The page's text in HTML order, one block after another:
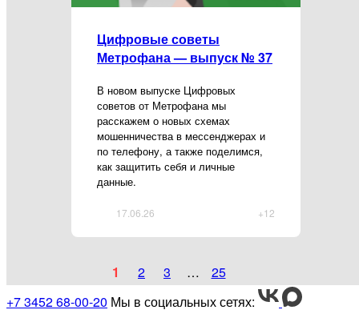
Цифровые советы
Метрофана — выпуск № 37
В новом выпуске Цифровых
советов от Метрофана мы
расскажем о новых схемах
мошенничества в мессенджерах и
по телефону, а также поделимся,
как защитить себя и личные
данные.
+12
17.06.26
1 2 3 …
25
+7 3452 68-00-20 Мы в социальных сетях: